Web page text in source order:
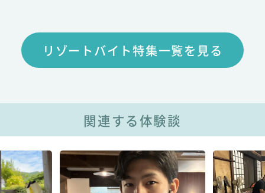
リゾートバイト特集一覧を見る
関連する体験談